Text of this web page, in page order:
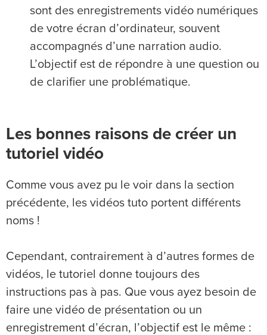
sont des enregistrements vidéo numériques
de votre écran d’ordinateur, souvent
accompagnés d’une narration audio.
L’objectif est de répondre à une question ou
de clarifier une problématique.
Les bonnes raisons de créer un
tutoriel vidéo
Comme vous avez pu le voir dans la section
précédente, les vidéos tuto portent différents
noms !
Cependant, contrairement à d’autres formes de
vidéos, le tutoriel donne toujours des
instructions pas à pas. Que vous ayez besoin de
faire une vidéo de présentation ou un
enregistrement d’écran, l’objectif est le même :